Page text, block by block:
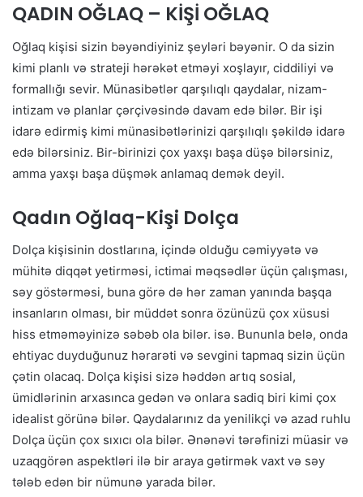
QADIN OĞLAQ – KİŞİ OĞLAQ
Oğlaq kişisi sizin bəyəndiyiniz şeyləri bəyənir. O da sizin
kimi planlı və strateji hərəkət etməyi xoşlayır, ciddiliyi və
formallığı sevir. Münasibətlər qarşılıqlı qaydalar, nizam-
intizam və planlar çərçivəsində davam edə bilər. Bir işi
idarə edirmiş kimi münasibətlərinizi qarşılıqlı şəkildə idarə
edə bilərsiniz. Bir-birinizi çox yaxşı başa düşə bilərsiniz,
amma yaxşı başa düşmək anlamaq demək deyil.
Qadın Oğlaq-Kişi Dolça
Dolça kişisinin dostlarına, içində olduğu cəmiyyətə və
mühitə diqqət yetirməsi, ictimai məqsədlər üçün çalışması,
səy göstərməsi, buna görə də hər zaman yanında başqa
insanların olması, bir müddət sonra özünüzü çox xüsusi
hiss etməməyinizə səbəb ola bilər. isə. Bununla belə, onda
ehtiyac duyduğunuz hərarəti və sevgini tapmaq sizin üçün
çətin olacaq. Dolça kişisi sizə həddən artıq sosial,
ümidlərinin arxasınca gedən və onlara sadiq biri kimi çox
idealist görünə bilər. Qaydalarınız da yenilikçi və azad ruhlu
Dolça üçün çox sıxıcı ola bilər. Ənənəvi tərəfinizi müasir və
uzaqgörən aspektləri ilə bir araya gətirmək vaxt və səy
tələb edən bir nümunə yarada bilər.